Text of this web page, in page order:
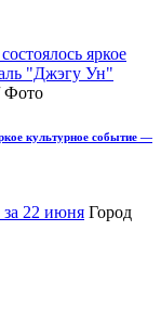
Фото
культурное событие —
Город